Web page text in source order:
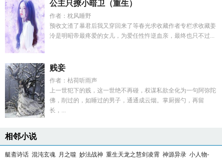
公主只撩小暗卫（重生）
作者：枕风睡野
预收文渣了暴君后我又穿回来了等春光求收藏作者专栏求收藏姜
泠是明昭帝最疼爱的女儿，为爱任性忤逆血亲，最终也只不过...
贱妾
作者：枯荷听雨声
上一世犯下的贱，这一世绝不再碰，权谋私欲全化为一句阿弥陀
佛，削过的，如睡过的男子，通通成云烟。掌厨握勺，再留
长，...
相邻小说
艇斋诗话 混沌玄魂 月之噬 妙法战神 重生天龙之慧剑凌霄 神源异录 小人物-